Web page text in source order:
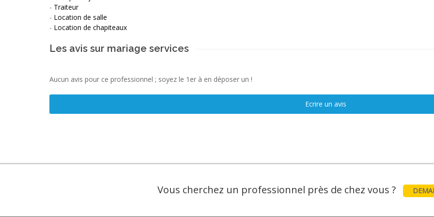
- Traiteur
- Location de salle
- Location de chapiteaux
Les avis sur mariage services
Aucun avis pour ce professionnel ; soyez le 1er à en déposer un !
Ecrire un avis
Vous cherchez un professionnel près de chez vous ?